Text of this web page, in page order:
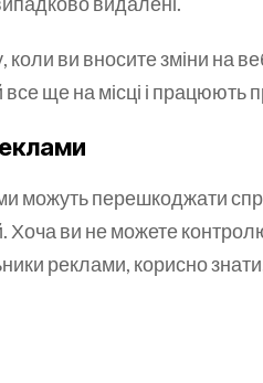
ви вносите зміни на
все ще на місці і працюють
можуть перешкоджати
Хоча ви не можете
реклами, корисно